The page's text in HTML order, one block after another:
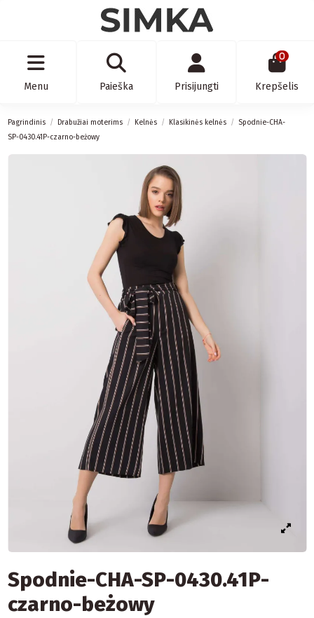
Menu Paieška Prisijungti
0
Krepšelis
Pagrindinis Drabužiai moterims Kelnės Klasikinės kelnės
Spodnie-CHA-
SP-0430.41P-czarno-beżowy
Spodnie-CHA-SP-0430.41P-
czarno-beżowy